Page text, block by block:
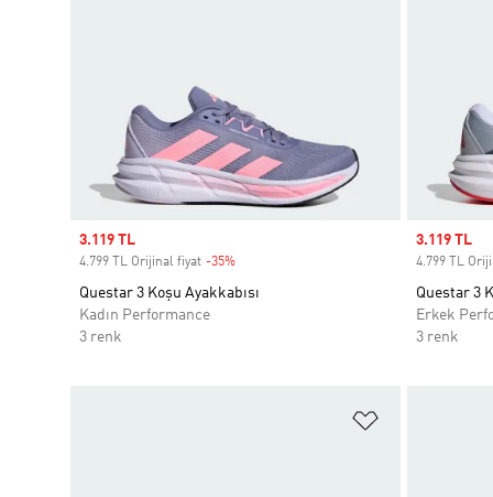
Sale price
3.119 TL
4.799 TL Orijinal fiyat -35%
Questar 3 Koşu Ayakkabısı
Kadın Performance
3 renk
Sale price
3.119 TL
4.799 TL
Questar 3
Erkek
3 renk